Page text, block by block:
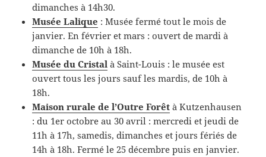
dimanches à 14h30.
Musée Lalique : Musée fermé tout le mois de
janvier. En février et mars : ouvert de mardi à
dimanche de 10h à 18h.
Musée du Cristal à Saint-Louis : le musée est
ouvert tous les jours sauf les mardis, de 10h à
18h.
Maison rurale de l’Outre Forêt à Kutzenhausen
: du 1er octobre au 30 avril : mercredi et jeudi de
11h à 17h, samedis, dimanches et jours fériés de
14h à 18h. Fermé le 25 décembre puis en janvier.